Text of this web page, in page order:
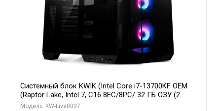
Системный блок KWIK (Intel Core i7-13700KF OEM
(Raptor Lake, Intel 7, C16 8EC/8PC/ 32 ГБ ОЗУ (2
модуля)/ Gigabyte RTX5070 AERO OC 12GB GDDR7
Модель: KW-Live0037